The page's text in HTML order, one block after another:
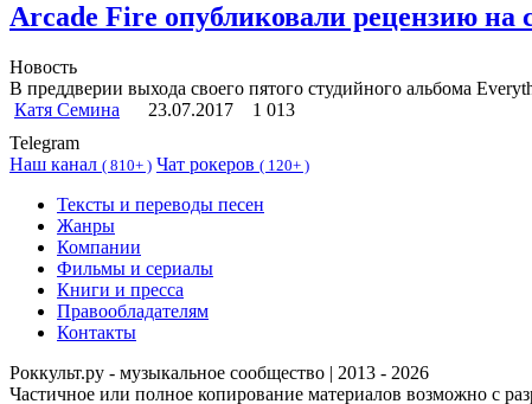
Arcade Fire опубликовали рецензию на
Новость
В преддверии выхода своего пятого студийного альбома
Катя Семина
23.07.2017
1 013
Telegram
Наш канал ( 810+ ) Чат рокеров ( 120+ )
Тексты и переводы песен
Жанры
Компании
Фильмы и сериалы
Книги и пресса
Правообладателям
Контакты
Роккульт.ру - музыкальное сообщество | 2013 - 2026
Частичное или полное копирование материалов возможно с